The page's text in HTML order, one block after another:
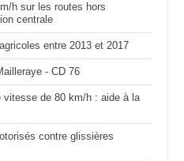
h sur les routes hors
centrale
entre 2013 et 2017
- CD 76
vitesse de 80 km/h : aide à la
contre glissières